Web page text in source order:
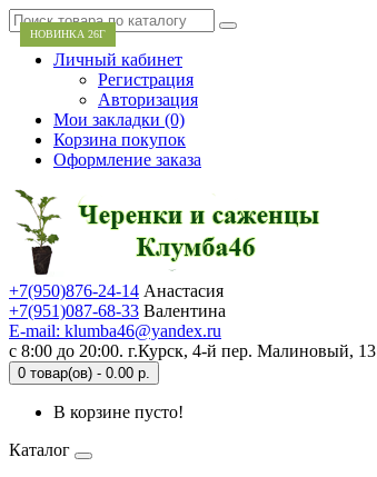
Личный кабинет
Регистрация
Авторизация
Мои закладки (0)
Корзина покупок
Оформление заказа
+7(950)876-24-14 Анастасия
+7(951)087-68-33 Валентина
E-mail: klumba46@yandex.ru
с 8:00 до 20:00. г.Курск, 4-й пер. Малиновый, 13
0 товар(ов) - 0.00 р.
В корзине пусто!
Каталог
НОВИНКА 26Г